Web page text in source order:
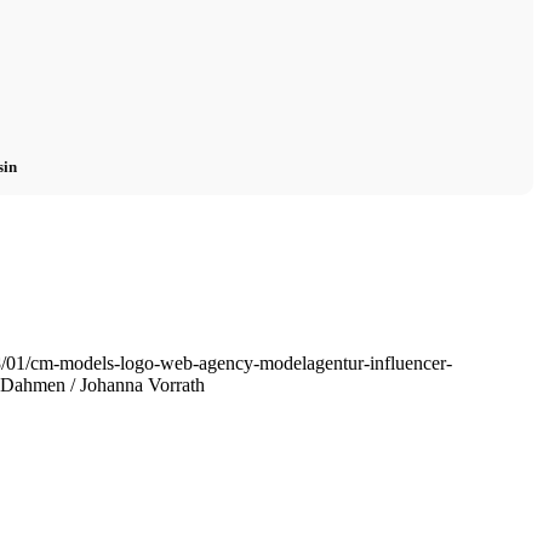
cm-models-logo-web-agency-modelagentur-influencer-
/ Johanna Vorrath